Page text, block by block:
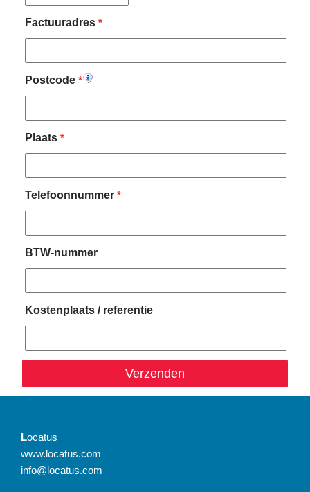
Factuuradres *
Postcode *
Plaats *
Telefoonnummer *
BTW-nummer
Kostenplaats / referentie
Locatus
www.locatus.com
info@locatus.com